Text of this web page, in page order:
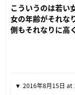
こういうのは若い
女の年齢がそれな
側もそれなりに高
2016年8月15日 at